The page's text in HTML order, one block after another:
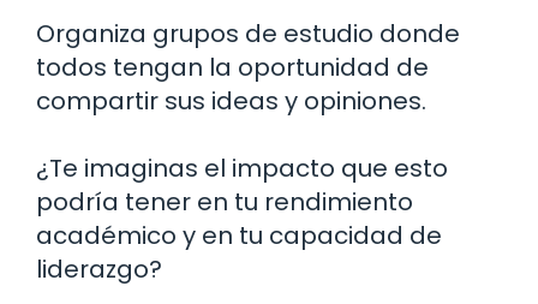
Organiza grupos de estudio donde
todos tengan la oportunidad de
compartir sus ideas y opiniones.
¿Te imaginas el impacto que esto
podría tener en tu rendimiento
académico y en tu capacidad de
liderazgo?